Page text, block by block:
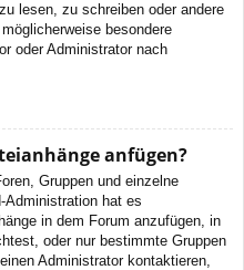
lesen, zu schreiben oder andere
besondere
oder Administrator nach
anfügen?
Gruppen und einzelne
Administration hat es
in dem Forum anzufügen, in
oder nur bestimmte Gruppen
Administrator kontaktieren,